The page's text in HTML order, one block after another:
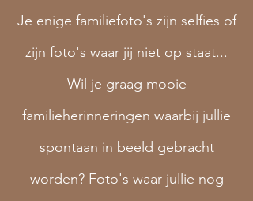
Je enige familiefoto's zijn selfies of
zijn foto's waar jij niet op staat...
​Wil je graag mooie
familieherinneringen waarbij jullie
spontaan in beeld gebracht
worden? Foto's waar jullie nog